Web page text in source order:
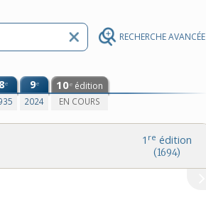
RECHERCHE AVANCÉE
8e 9e
2024
10e édition
EN COURS
1 re édition
(1694)